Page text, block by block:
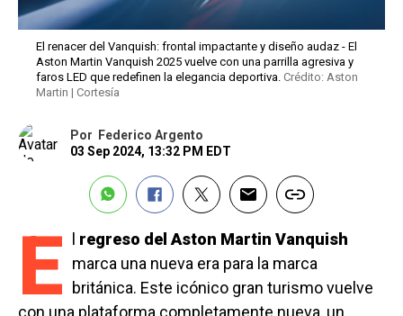
El renacer del Vanquish: frontal impactante y diseño audaz - El
Aston Martin Vanquish 2025 vuelve con una parrilla agresiva y
faros LED que redefinen la elegancia deportiva. Crédito: Aston
Martin | Cortesía
Por Federico Argento
03 Sep 2024, 13:32 PM EDT
E l regreso del Aston Martin Vanquish
marca una nueva era para la marca
británica. Este icónico gran turismo vuelve
con una plataforma completamente nueva, un